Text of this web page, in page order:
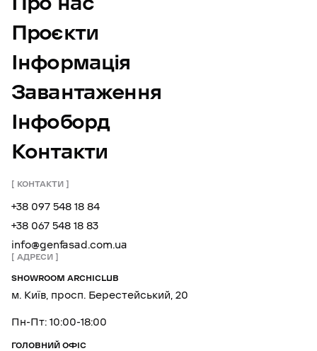
Проєкти
Інформація
Завантаження
Інфоборд
Контакти
КОНТАКТИ
+38 097 548 18 84
+38 067 548 18 83
info@genfasad.com.ua
АДРЕСИ
SHOWROOM ARCHICLUB
м. Київ, просп. Берестейський, 20
Пн-Пт: 10:00-18:00
ГОЛОВНИЙ ОФІС